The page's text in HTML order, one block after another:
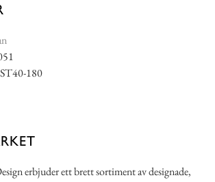
180
erbjuder ett brett sortiment av designade,